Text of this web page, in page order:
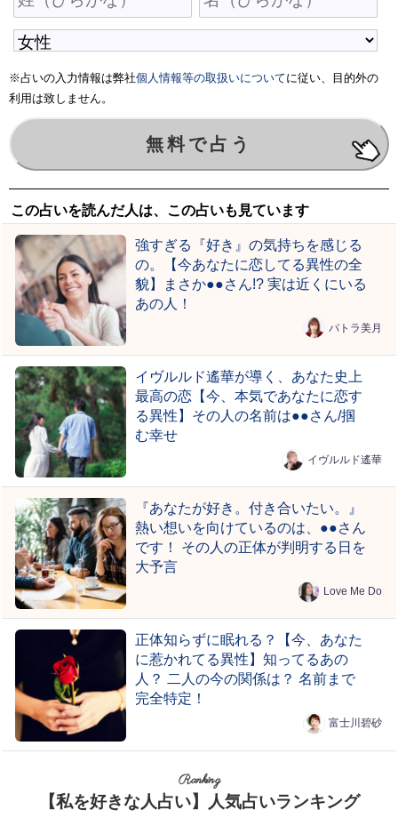
※占いの入力情報は弊社個人情報等の取扱いについてに従い、目的外の
利用は致しません。
この占いを読んだ人は、この占いも見ています
強すぎる『好き』の気持ちを感じる
の。【今あなたに恋してる異性の全
貌】まさか●●さん!? 実は近くにいる
あの人！
パトラ美月
イヴルルド遙華が導く、あなた史上
最高の恋【今、本気であなたに恋す
る異性】その人の名前は●●さん/掴
む幸せ
イヴルルド遙華
『あなたが好き。付き合いたい。』
熱い想いを向けているのは、●●さん
です！ その人の正体が判明する日を
大予言
Love Me Do
正体知らずに眠れる？【今、あなた
に惹かれてる異性】知ってるあの
人？ 二人の今の関係は？ 名前まで
完全特定！
富士川碧砂
Ranking
【私を好きな人占い】人気占いランキング